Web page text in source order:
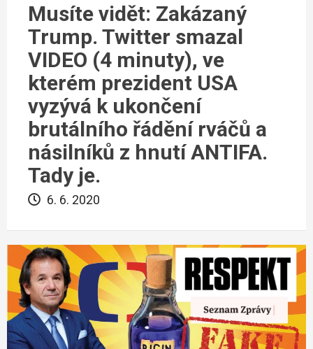
Musíte vidět: Zakázaný
Trump. Twitter smazal
VIDEO (4 minuty), ve
kterém prezident USA
vyzývá k ukončení
brutálního řádění rváčů a
násilníků z hnutí ANTIFA.
Tady je.
6. 6. 2020